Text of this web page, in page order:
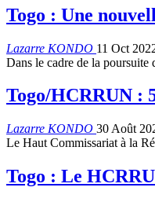
Togo : Une
Lazarre KONDO 11 Oct
Dans le cadre de la
Togo/HCRRUN :
Lazarre KONDO 30 Août
Le Haut Commissariat à la
Togo : Le